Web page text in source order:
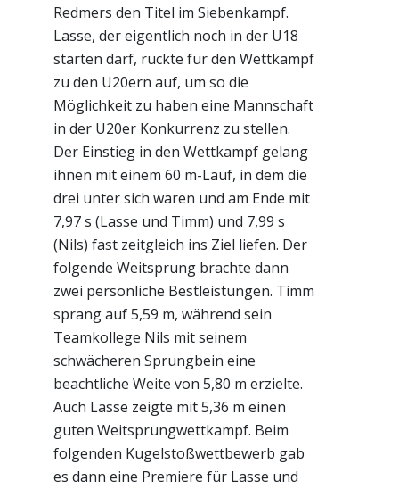
Redmers den Titel im Siebenkampf.
Lasse, der eigentlich noch in der U18
starten darf, rückte für den Wettkampf
zu den U20ern auf, um so die
Möglichkeit zu haben eine Mannschaft
in der U20er Konkurrenz zu stellen.
Der Einstieg in den Wettkampf gelang
ihnen mit einem 60 m-Lauf, in dem die
drei unter sich waren und am Ende mit
7,97 s (Lasse und Timm) und 7,99 s
(Nils) fast zeitgleich ins Ziel liefen. Der
folgende Weitsprung brachte dann
zwei persönliche Bestleistungen. Timm
sprang auf 5,59 m, während sein
Teamkollege Nils mit seinem
schwächeren Sprungbein eine
beachtliche Weite von 5,80 m erzielte.
Auch Lasse zeigte mit 5,36 m einen
guten Weitsprungwettkampf. Beim
folgenden Kugelstoßwettbewerb gab
es dann eine Premiere für Lasse und